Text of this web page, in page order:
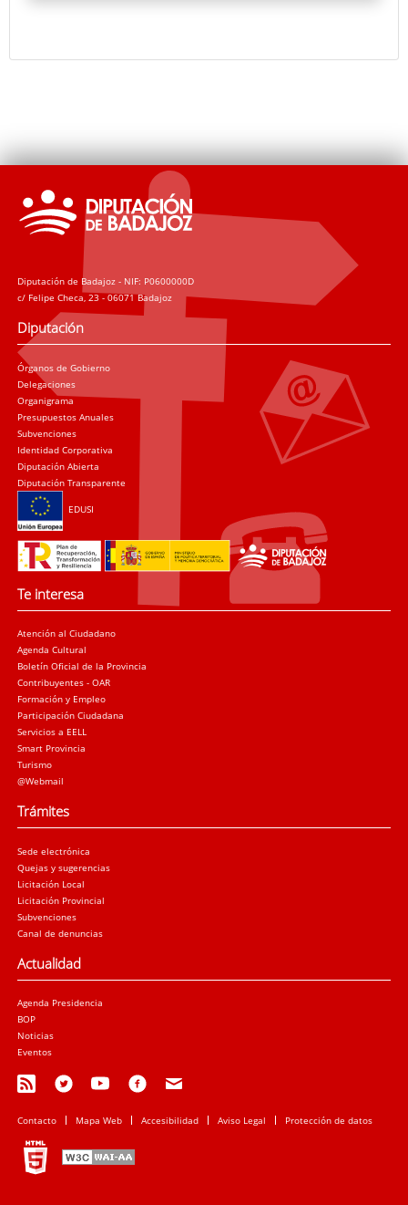
Un video proyectará un documental sobre el antes y
Diputación de Badajoz - NIF: P0600000D
c/ Felipe Checa, 23 - 06071 Badajoz
Diputación
Órganos de Gobierno
Delegaciones
Organigrama
Presupuestos Anuales
Subvenciones
Identidad Corporativa
Diputación Abierta
Diputación Transparente
EDUSI
Te interesa
Atención al Ciudadano
Agenda Cultural
Boletín Oficial de la Provincia
Contribuyentes - OAR
Formación y Empleo
Participación Ciudadana
Servicios a EELL
Smart Provincia
Turismo
@Webmail
Trámites
Sede electrónica
Quejas y sugerencias
Licitación Local
Licitación Provincial
Subvenciones
Canal de denuncias
Actualidad
Agenda Presidencia
BOP
Noticias
Eventos
Contacto Mapa Web Accesibilidad Aviso Legal Protección de datos